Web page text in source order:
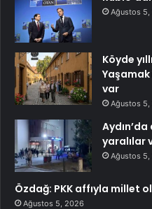
Ağustos 5,
Köyde
var
Ağustos 5,
yaralılar
Ağustos 5,
Özdağ: PKK affıyla millet
Ağustos 5, 2026